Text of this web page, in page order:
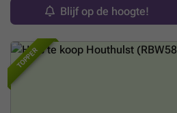
Blijf op de hoogte!
TOPPER